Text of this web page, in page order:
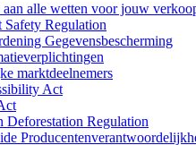
aan alle wetten voor jouw
Safety Regulation
Gegevensbescherming
marktdeelnemers
Act
Deforestation Regulation